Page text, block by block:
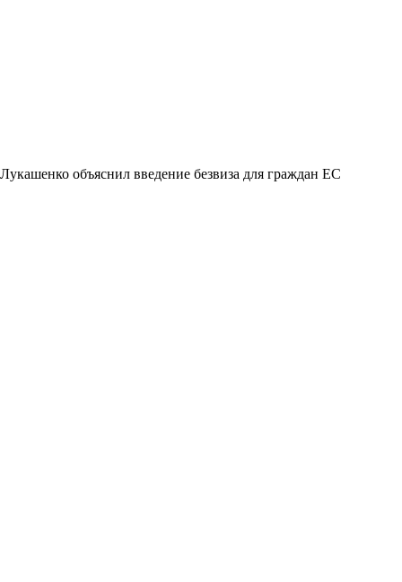
Лукашенко объяснил введение безвиза для граждан ЕС